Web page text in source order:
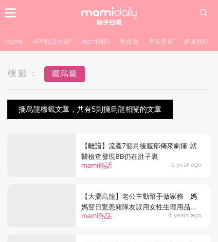
Home APP限定內容! mami熱話 教育路 產前產後 健康資訊
標籤： 擺烏龍
擺烏龍標籤文章，共有5則擺烏龍相關的文章
mami熱話 a year ago
【離譜】流產7個月後腹部傳來劇痛 就
醫檢查發現BB仍在肚子裏
mami熱話 4 years ago
【大擺烏龍】老公主動幫手做家務 媽
媽翌日驚悉豬隊友誤用女性生理用品煮
飯？